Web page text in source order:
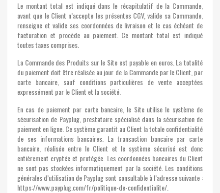
Le montant total est indiqué dans le récapitulatif de la Commande,
avant que le Client n’accepte les présentes CGV, valide sa Commande,
renseigne et valide ses coordonnées de livraison et le cas échéant de
facturation et procède au paiement. Ce montant total est indiqué
toutes taxes comprises.
La Commande des Produits sur le Site est payable en euros. La totalité
du paiement doit être réalisée au jour de la Commande par le Client, par
carte bancaire, sauf conditions particulières de vente acceptées
expressément par le Client et la société.
En cas de paiement par carte bancaire, le Site utilise le système de
sécurisation de Payplug, prestataire spécialisé dans la sécurisation de
paiement en ligne. Ce système garantit au Client la totale confidentialité
de ses informations bancaires. La transaction bancaire par carte
bancaire, réalisée entre le Client et le système sécurisé est donc
entièrement cryptée et protégée. Les coordonnées bancaires du Client
ne sont pas stockées informatiquement par la société. Les conditions
générales d’utilisation de Payplug sont consultable à l’adresse suivante :
https://www.payplug.com/fr/politique-de-confidentialite/.